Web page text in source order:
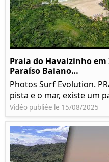
Praia do Havaizinho
Paraíso Baiano…
Photos Surf Evolution.
pista e o mar, existe um
Vidéo publiée le 15/08/2025